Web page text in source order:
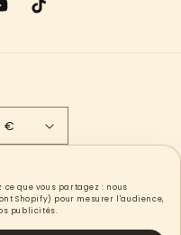
TikTok
France | EUR €
que vous partagez : nous
Shopify) pour mesurer l'audience,
publicités.